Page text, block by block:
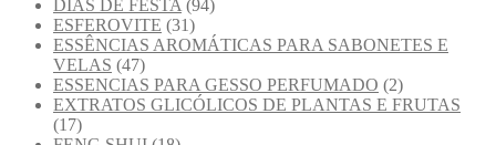
DIAS DE FESTA (94)
ESFEROVITE (31)
ESSÊNCIAS AROMÁTICAS PARA SABONETES E
VELAS (47)
ESSENCIAS PARA GESSO PERFUMADO (2)
EXTRATOS GLICÓLICOS DE PLANTAS E FRUTAS
(17)